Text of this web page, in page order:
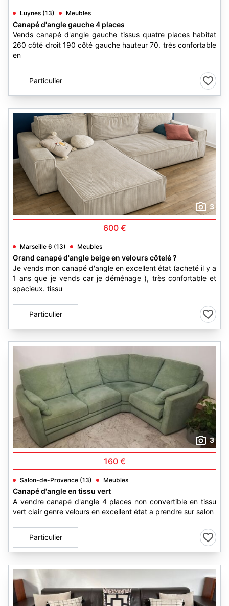
Luynes (13) Meubles
Canapé d'angle gauche 4 places
Vends canapé d'angle gauche tissus quatre places habitat
260 côté droit 190 côté gauche hauteur 70. très confortable
en
Particulier
3
600 €
Marseille 6 (13) Meubles
Grand canapé d'angle beige en velours côtelé ?
Je vends mon canapé d'angle en excellent état (acheté il y a
1 ans que je vends car je déménage ), très confortable et
spacieux. tissu
Particulier
3
160 €
Salon-de-Provence (13) Meubles
Canapé d'angle en tissu vert
A vendre canapé d'angle 4 places non convertible en tissu
vert clair genre velours en excellent état a prendre sur salon
Particulier